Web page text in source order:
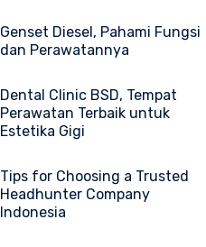
Genset Diesel, Pahami Fungsi
dan Perawatannya
Dental Clinic BSD, Tempat
Perawatan Terbaik untuk
Estetika Gigi
Tips for Choosing a Trusted
Headhunter Company
Indonesia